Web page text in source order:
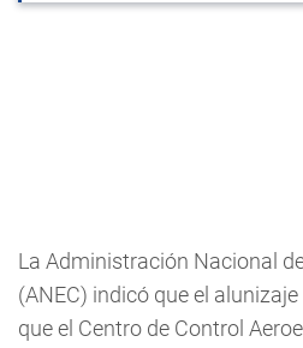
La Administración Nacional
(ANEC) indicó que el
que el Centro de Control